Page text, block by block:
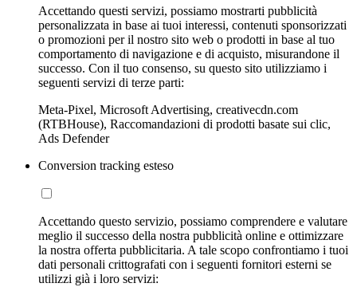
Accettando questi servizi, possiamo mostrarti pubblicità
personalizzata in base ai tuoi interessi, contenuti sponsorizzati
o promozioni per il nostro sito web o prodotti in base al tuo
comportamento di navigazione e di acquisto, misurandone il
successo. Con il tuo consenso, su questo sito utilizziamo i
seguenti servizi di terze parti:
Meta-Pixel, Microsoft Advertising, creativecdn.com
(RTBHouse), Raccomandazioni di prodotti basate sui clic,
Ads Defender
Conversion tracking esteso
Accettando questo servizio, possiamo comprendere e valutare
meglio il successo della nostra pubblicità online e ottimizzare
la nostra offerta pubblicitaria. A tale scopo confrontiamo i tuoi
dati personali crittografati con i seguenti fornitori esterni se
utilizzi già i loro servizi: